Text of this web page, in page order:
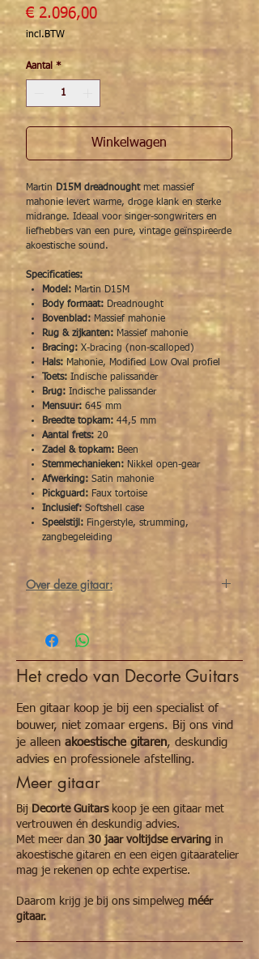
€ 2.096,00Prijs
incl.BTW
Aantal *
Winkelwagen
Martin D15M dreadnoughtmet massief
mahonie levert warme, droge klank en sterke
midrange. Ideaal voor singer-songwriters en
liefhebbers van een pure, vintage geïnspireerde
akoestische sound.
Specificaties:
Model: Martin D15M
Body formaat: Dreadnought
Bovenblad: Massief mahonie
Rug & zijkanten: Massief mahonie
Bracing: X-bracing (non-scalloped)
Hals: Mahonie, Modified Low Oval profiel
Toets: Indische palissander
Brug: Indische palissander
Mensuur: 645 mm
Breedte topkam: 44,5 mm
Aantal frets: 20
Zadel & topkam: Been
Stemmechanieken: Nikkel open-gear
Afwerking: Satin mahonie
Pickguard: Faux tortoise
Inclusief:Softshell case
Speelstijl: Fingerstyle, strumming,
zangbegeleiding
Over deze gitaar:
DeMartin D15M
is een karaktervolle
dreadnought met een
volledig massieve
mahonie constructie
droge en directe klank. Hetmassieve
mahonie bovenblad, samen met mahonie
rug en zijwanden
uitgesproken midrange en een subtiele,
gecontroleerde basrespons.
non-scalloped X-bracing
biedt de
D15M een stabiele en gebalanceerde
projectie, met een duidelijke focus en
uitstekende definitie. Dit maakt de gitaar
bijzonder geschikt voor singer-songwriters,
blues en rootsmuziek.
De mahoniehals metModified Low Oval
profielen satin afwerking zorgt voor een
natuurlijke, comfortabele speelervaring. Met
zijn sobere uitstraling en authentieke sound
is de D15M een pure, no-nonsense Martin
voor liefhebbers van een organische
Het credo van Decorte Guitars
Een gitaar koop je bij een specialist of
bouwer, niet zomaar ergens. Bij ons vind
je alleen akoestische gitaren, deskundig
advies en professionele afstelling.
Meer gitaar
Bij Decorte Guitarskoop je een gitaar met
vertrouwen én deskundig advies.
Met meer dan 30 jaar voltijdse ervaring in
akoestische gitaren en een eigen gitaaratelier
mag je rekenen op echte expertise.
Daarom krijg je bij ons simpelweg méér
gitaar.